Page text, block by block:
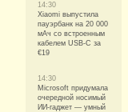
14:30
Xiaomi выпустила
пауэрбанк на 20 000
мАч со встроенным
кабелем USB-C за
€19
14:30
Microsoft придумала
очередной носимый
ИИ-гаджет — умный